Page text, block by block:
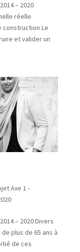
– 2020
réelle
construction Le
et valider un
Axe 1 -
– 2020 Divers
plus de 65 ans à
de ces